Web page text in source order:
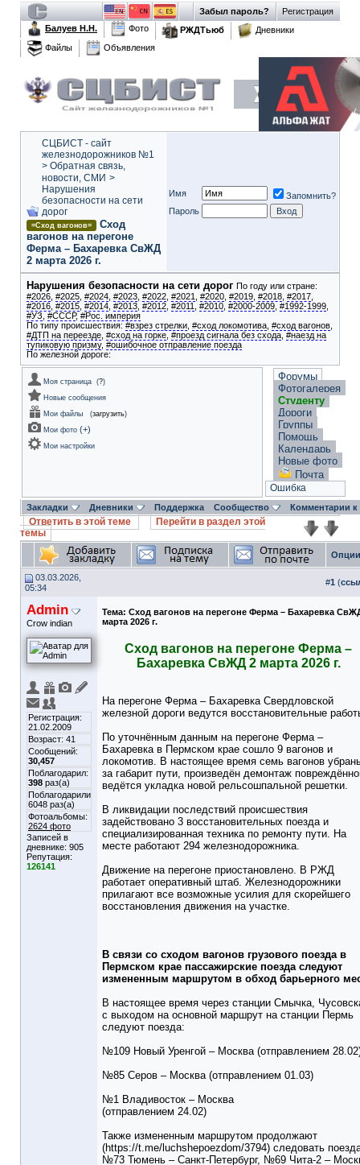
Регистрация
Забыл пароль?
Балуев Н.Н.
Фото РЖДТьюб
Дневники
Файлы
Объявления
СЦБИСТ - сайт
железнодорожников №1
> Обратная связь,
новости, СМИ >
Нарушения
безопасности на сети
дорог
=Сход вагонов=
Сход
вагонов на перегоне
Ферма – Бахаревка СвЖД
2 марта 2026 г.
Имя
Запомнить?
Пароль
Нарушения безопасности на сети дорог По году или стране:
#2026 #2025 #2024 #2023 #2022 #2021 #2020 #2019 #2018 #2017
#2016 #2015 #2014 #2013 #2012 #2011 #2010 #2000-2009 #1992-1999
#УЗ #СССР, #Рос. империя
По типу происшествия: #взрез стрелки #сход локомотива #сход вагонов
#ДТП на переезде #сход на горке #проезд сигнала без схода #наезд на
тупиковую призму, #ошибочное отправление поезда
По железной дороге:
Моя страница (?)
Новые сообщения
Мои файлы
(загрузить)
Мои фото (+)
Мои настройки
Форумы
Фотогалерея
Студенту
Дороги
Группы
Помощь
Календарь
Новые фото
Почта
Ошибка
Закладки Дневники Поддержка Сообщество Комментарии
Ответить в этой теме
Перейти в раздел этой
темы
03.03.2026,
05:34
#1 (
Admin
Crow indian
Регистрация:
21.02.2009
Возраст: 41
Сообщений:
30,457
Поблагодарил:
398 раз(а)
Поблагодарили
6048 раз(а)
Фотоальбомы:
2624 фото
Записей в
дневнике: 905
Репутация:
126141
Тема: Сход вагонов на перегоне Ферма – Бахаревка
марта 2026 г.
Сход вагонов на перегоне Ферма –
Бахаревка СвЖД 2 марта 2026 г.
На перегоне Ферма – Бахаревка Свердловской
железной дороги ведутся восстановительные
По уточнённым данным на перегоне Ферма –
Бахаревка в Пермском крае сошло 9 вагонов и
локомотив. В настоящее время семь вагонов
за габарит пути, произведён демонтаж
ведётся укладка новой рельсошпальной решетки.
В ликвидации последствий происшествия
задействовано 3 восстановительных поезда и
специализированная техника по ремонту пути. На
месте работают 294 железнодорожника.
Движение на перегоне приостановлено. В РЖД
работает оперативный штаб. Железнодорожники
прилагают все возможные усилия для скорейшего
восстановления движения на участке.
В связи со сходом вагонов грузового поезда в
Пермском крае пассажирские поезда следуют
измененным маршрутом в обход барьерного
В настоящее время через станции Смычка,
с выходом на основной маршрут на станции Пермь
следуют поезда:
№109 Новый Уренгой – Москва (отправлением
№85 Серов – Москва (отправлением 01.03)
№1 Владивосток – Москва
(отправлением 24.02)
Также измененным маршрутом продолжают
(https://t.me/luchshepoezdom/3794) следовать
№73 Тюмень – Санкт-Петербург, №69 Чита-2 –